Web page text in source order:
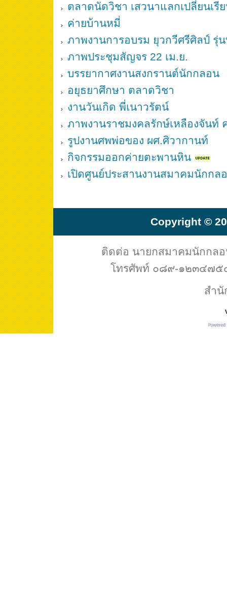
ตลาดนัดวิชา เสวนาแลกเปลี่ยนเรี
ค่ายบ้านหมี่
ภาพงานการอบรม ยุวกวีศรีศิลป์ รุ่
ภาพประชุมสัญจร 22 เม.ย.
บรรยากาศงานสงกรานต์นักกลอน
อยุธยาศึกษา ตลาดวิชา
งานวันเกิด พี่เนาวรัตน์
ภาพงานราชมงคลรักษ์เหลืองจันท์
รูปงานศพพ่อของ ผศ.ศิวากานท์
กิจกรรมออกค่ายตะพานหิน
เปิดศูนย์ประสานงานสมาคมนักกล
Copyright ©
ติดต่อ นายกสมาคมนักกลอ
โทรศัพท์ ๐๘๙-๑๒๓๔๗๕๔
สำ